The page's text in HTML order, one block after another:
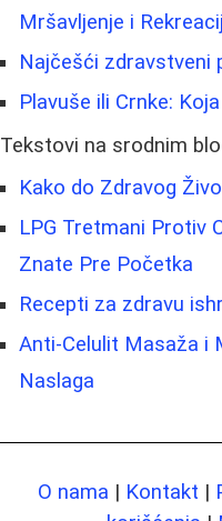
Mršavljenje i
Najčešći zdravstveni
Plavuše ili Crnke:
Tekstovi na srodnim
Kako do Zdravog
LPG Tretmani Protiv
Znate Pre Početka
Recepti za zdravu
Anti-Celulit Masaža i
Naslaga
O nama | Kontakt |